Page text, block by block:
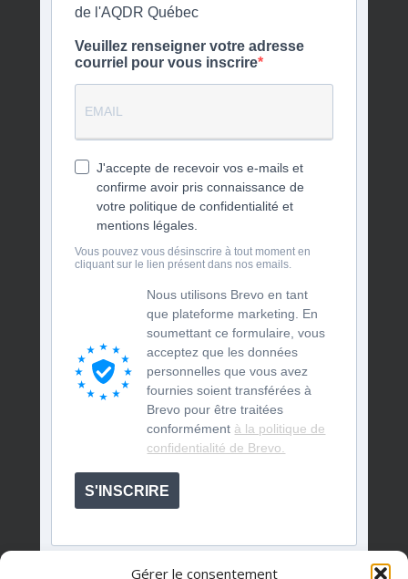
Gérer le consentement
de l'AQDR Québec
Veuillez renseigner votre adresse
courriel pour vous inscrire
J'accepte de recevoir vos e-mails et
confirme avoir pris connaissance de
votre politique de confidentialité et
mentions légales.
Vous pouvez vous désinscrire à tout moment en
cliquant sur le lien présent dans nos emails.
Nous utilisons Brevo en tant
que plateforme marketing. En
soumettant ce formulaire, vous
acceptez que les données
personnelles que vous avez
fournies soient transférées à
Brevo pour être traitées
conformément à la politique de
confidentialité de Brevo.
S'INSCRIRE